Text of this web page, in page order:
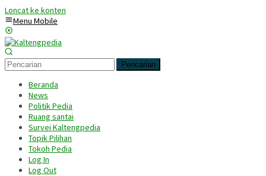
Loncat ke konten
Menu Mobile
Pencarian
Beranda
News
Politik Pedia
Ruang santai
Survei Kaltengpedia
Topik Pilihan
Tokoh Pedia
Log In
Log Out